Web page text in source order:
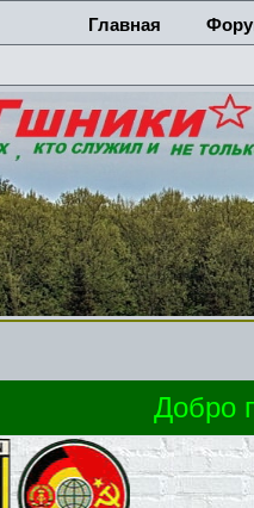
Главная